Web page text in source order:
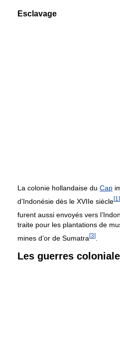
Esclavage
La colonie hollandaise du Cap
d’Indonésie dès le XVIIe siècle[1 ]
furent aussi envoyés vers
traite pour les plantations de
mines d’or de Sumatra [3]
Les guerres